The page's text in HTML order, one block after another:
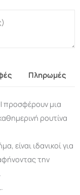
Πληρωμές
προσφέρουν μια
ρουτίνα
είναι ιδανικοί για
την